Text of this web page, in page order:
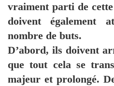
vraiment parti de
doivent également
nombre de buts.
D’abord, ils doivent
que tout cela se
majeur et prolongé.